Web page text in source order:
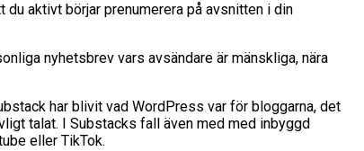
aktivt börjar prenumerera på avsnitten i din
nyhetsbrev vars avsändare är mänskliga, nära
har blivit vad WordPress var för bloggarna, det
talat. I Substacks fall även med med inbyggd
eller TikTok.